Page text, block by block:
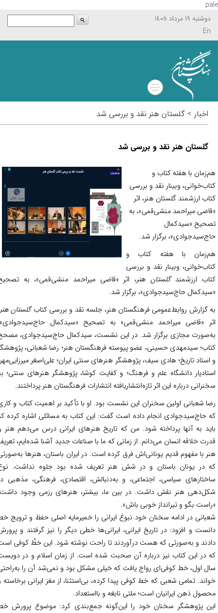
دوشنبه ١٩ مرداد ١٤٠٥
اخبار > گلستان هنر نقد و بررسی شد
گلستان هنر نقد و بررسی شد
با هفته کتاب و
وبینار نقد و بررسی
ارزشمند گلستان هنر، اثر
میراحمد منشی‌قمی»، به
«سیدکمال
برگزار شد.
با هفته کتاب و
وبینار نقد و بررسی
ارزشمندگلستان هنر، اثر «قاضی میراحمد منشی‌قمی»، به تصحیح
حاج‌سیدجوادی»، برگزار شد.
گزارش روابط‌عمومی فرهنگستان هنر، جلسه نقد و بررسی کتابگلستان هنر،
«قاضی میراحمد منشی‌قمی» به تصحیح «سیدکمال حاج‌سیدجوادی»،
مجازی برگزار شد. در این نشست، سیدکمال حاج‌سیدجوادی، مصحح
سیدمهدی حسینی، عضو پیوسته فرهنگستان هنر؛ رضا شعبانی، پژوهشگر
تاریخ؛ هادی سیف، پژوهشگر هنرهای سنتی ایران؛ علی‌اصغر میرزایی‌مهر،
دانشگاه علم و فرهنگ؛ و کفایت کوشا، پژوهشگر هنرهای سنتی؛ به
درباره این اثر تازه‌انتشاریافته انتشارات فرهنگستان هنر پرداختند.
شعبانی اولین سخنران این نشست بود. او با تأکید بر اهمیت کتاب و کاری
حاج‌سیدجوادی انجام داده است گفت: این کتاب به مسائلی اشاره کرده که
به آنها پرداخته شود. من که تاریخ هنرهای ایرانی درس می‌دهم هنر را
خلاقه انسان می‌دانم. از زمانی که ما با صناعات جدید آشنا شده‌ایم، تعریف
با مفهوم قدیم یونانی‌اش فرق کرده است. در ایران باستان، هنرها به‌صورتی
در یونان باستان و در شش هنر تعریف شده بود جلوه نداشت. نوع
سیاسی، اجتماعی، و به‌دنبالش، اقتصادی، فرهنگی، مذهبی در
هنر نقش داشت. در بین ما، بیشتر، هنرهای رزمی وجود داشت؛
بگو و تیرانداز خوبی باش».
در ادامه سخنان خود نبوغ ایرانی را خمیرمایه اصلی حفظ و ترویج خط
و افزود: در تاریخ ایرانی، ایرانی‌ها خطی دیگر را نیز گرفتند و پرورش
و به‌صورتی که هست درآوردند تا راحت نوشته شود. این خطْ کوفی است
در این کتاب نیز درباره آن صحبت شده است. از زمان اسلام و در دویست
اول، خط کوفی‌ای رواج یافت که خیلی مشکل بود و نمی‌شد آن را به‌راحتی
تمامی شعبی که خط کوفی پیدا کرده، بی‌استثنا، از مغز ایرانی برخاسته و
ذهن ایرانیان است؛ ملتی نابغه و بااستعداد.
پژوهشگر سخنان خود را این‌گونه جمع‌بندی کرد: موضوع پرورش خط